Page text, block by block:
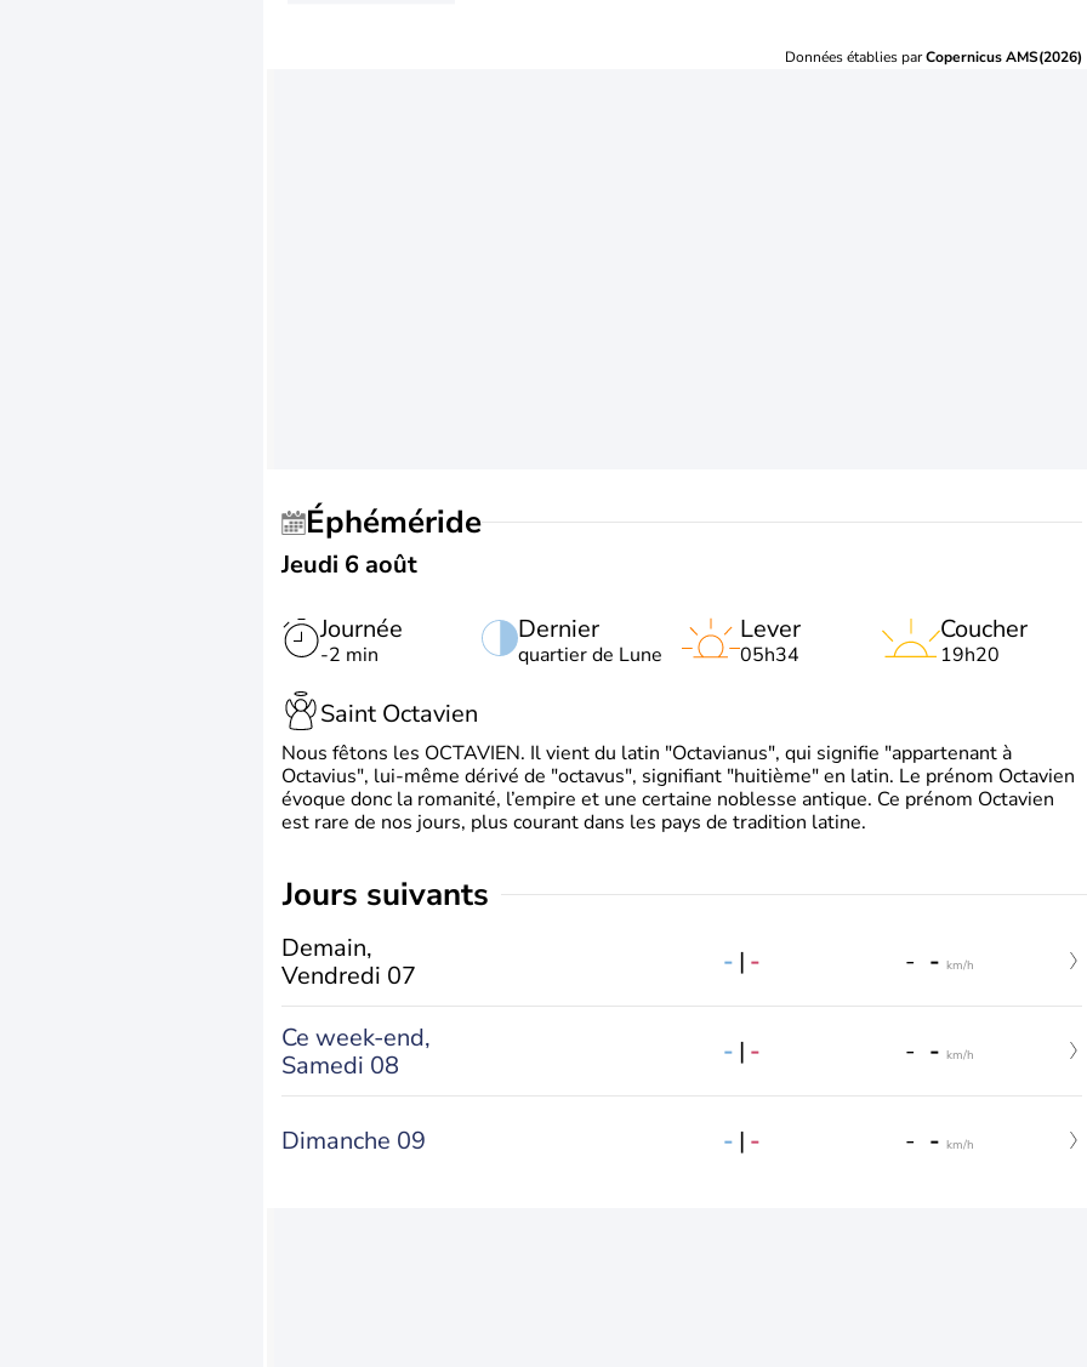
Données établies parCopernicus AMS(2026)
Éphéméride
Jeudi 6 août
Journée
-2 min
Dernier
quartier de Lune
Lever
05h34
Coucher
19h20
Saint Octavien
Nous fêtons les OCTAVIEN. Il vient du latin "Octavianus", qui signifie "appartenant à
Octavius", lui-même dérivé de "octavus", signifiant "huitième" en latin. Le prénom Octavien
évoque donc la romanité, l’empire et une certaine noblesse antique. Ce prénom Octavien
est rare de nos jours, plus courant dans les pays de tradition latine.
jours suivants
Demain,
Vendredi 07
- | - - - km/h
Ce week-end,
Samedi 08
- | - - - km/h
Dimanche 09 - | - - - km/h